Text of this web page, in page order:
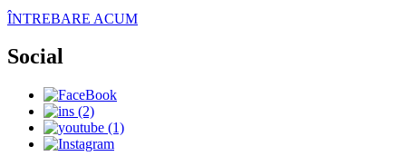
ÎNTREBARE ACUM
Social